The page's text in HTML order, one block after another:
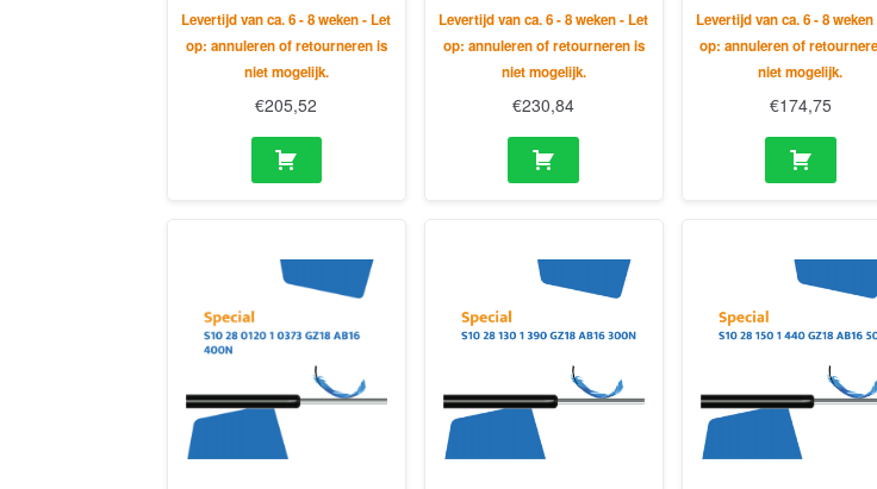
Levertijd van ca. 6 - 8 weken - Let
op: annuleren of retourneren is
niet mogelijk.
€205,52
Levertijd van ca. 6 - 8 weken - Let
op: annuleren of retourneren is
niet mogelijk.
€230,84
Levertijd van ca. 6 - 8
op: annuleren of
niet mogelijk.
€174,75